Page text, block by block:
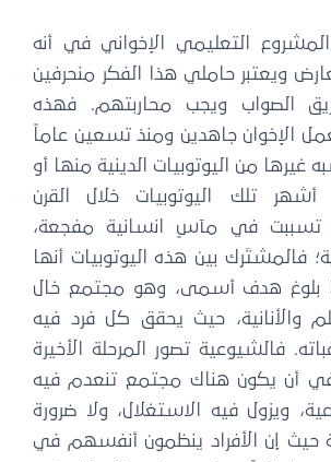
التعليمي الإخواني في أنه
ويعتبر حاملي هذا الفكر منحرفين
الصواب ويجب محاربتهم. فهذه
يعمل الإخوان جاهدين ومنذ تسعين عاماً
غيرها من اليوتوبيات الدينية منها أو
أشهر تلك اليوتوبيات خلال القرن
تسببت في مآسٍ انسانية مفجعة،
فالمشتَرك بين هذه اليوتوبيات أنها
بلوغ هدف أسمى، وهو مجتمع خال
والأنانية، حيث يحقق كل فرد فيه
فالشيوعية تصور المرحلة الأخيرة
في أن يكون هناك مجتمع تنعدم فيه
ويزول فيه الاستغلال، ولا ضرورة
حيث إن الأفراد ينظمون أنفسهم في